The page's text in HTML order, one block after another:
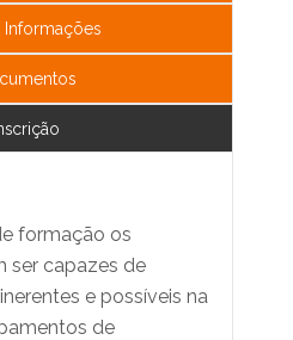
Informações
formação os
ser capazes de
e possíveis na
de